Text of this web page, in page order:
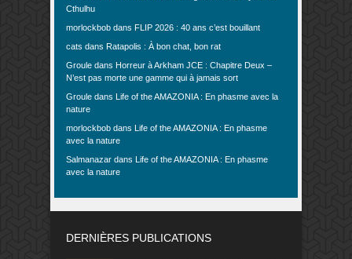
Cthulhu
morlockbob dans FLIP 2026 : 40 ans c’est bouillant
cats dans Ratapolis : À bon chat, bon rat
Groule dans Horreur à Arkham JCE : Chapitre Deux –
N’est pas morte une gamme qui à jamais sort
Groule dans Life of the AMAZONIA : En phasme avec la
nature
morlockbob dans Life of the AMAZONIA : En phasme
avec la nature
Salmanazar dans Life of the AMAZONIA : En phasme
avec la nature
DERNIÈRES PUBLICATIONS